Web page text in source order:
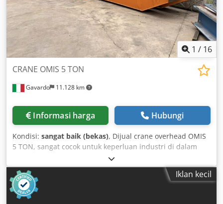
1 / 16
Gavardo 11.128 km
CRANE OMIS 5 TON
Informasi harga Hubungi
Kondisi: sangat baik (bekas), Dijual crane overhead OMIS
5 TON, sangat cocok untuk keperluan industri di dalam
gudang. 🔧 Spesifikasi utama: - Kapasitas angkat: 5 ton
(5000 kg) - Tipe: crane overhead double girder - Merek:
OMIS (Italia) - Jarak rel: 20.000 mm (20 m) - Tinggi
perjalanan hook: 6,6 m - Struktur box girder yang kokoh
Dsdpfx Aqey Aymieieck ⚙️ Performa: - Kecepatan
Iklan kecil